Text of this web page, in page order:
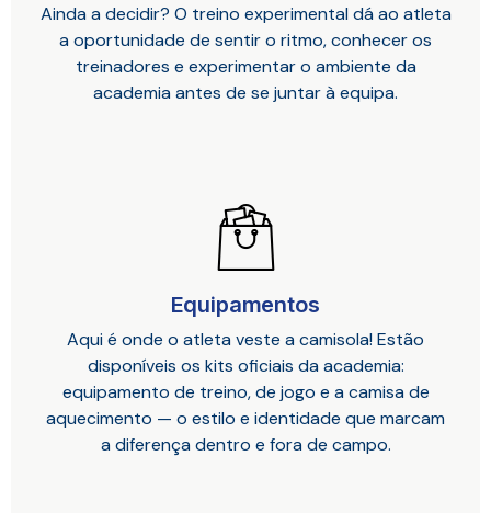
Ainda a decidir? O treino experimental dá ao atleta
a oportunidade de sentir o ritmo, conhecer os
treinadores e experimentar o ambiente da
academia antes de se juntar à equipa.
Equipamentos
Aqui é onde o atleta veste a camisola! Estão
disponíveis os kits oficiais da academia:
equipamento de treino, de jogo e a camisa de
aquecimento — o estilo e identidade que marcam
a diferença dentro e fora de campo.